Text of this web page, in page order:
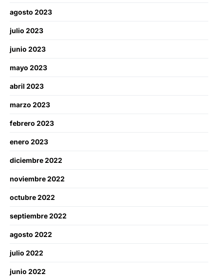
agosto 2023
julio 2023
junio 2023
mayo 2023
abril 2023
marzo 2023
febrero 2023
enero 2023
diciembre 2022
noviembre 2022
octubre 2022
septiembre 2022
agosto 2022
julio 2022
junio 2022